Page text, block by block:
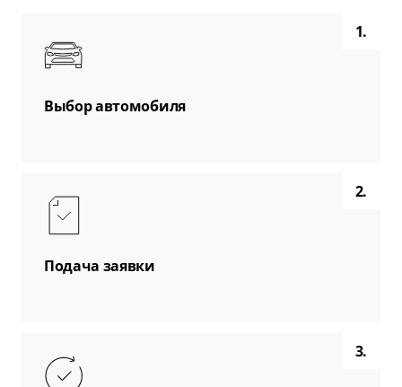
1.
Выбор автомобиля
2.
Подача заявки
3.